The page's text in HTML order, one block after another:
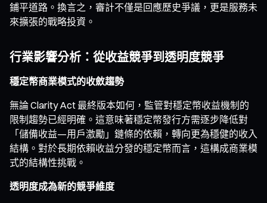
鋪平道路。換言之，審計不僅是回應歷史爭議，更是服務未
來擴張的戰略投資。
行業影響分析：從收益競爭到透明度競爭
穩定幣商業模式的收斂趨勢
無論 Clarity Act 最終版本如何，監管對穩定幣收益機制的
限制趨勢已經明確。這意味著穩定幣發行方需逐步降低對
「儲備收益—用戶激勵」鏈條的依賴，轉向更為穩健的收入
結構。對於長期依賴收益分發的穩定幣而言，這構成商業模
式的結構性挑戰。
透明度成為新的競爭維度